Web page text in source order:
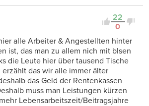
22
0
alle Arbeiter & Angestellten hinter
ist, das man zu allem nich mit blsen
die Leute hier über tausend Tische
das wir alle immer älter
das Geld der Rentenkassen
muss man Leistungen kürzen
Lebensarbeitszeit/Beitragsjahre